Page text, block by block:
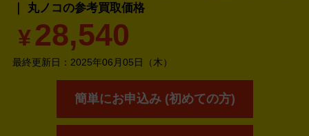
｜ 丸ノコの参考買取価格
¥28,540
最終更新日： 2025年06月05日（木）
簡単にお申込み (初めての方)